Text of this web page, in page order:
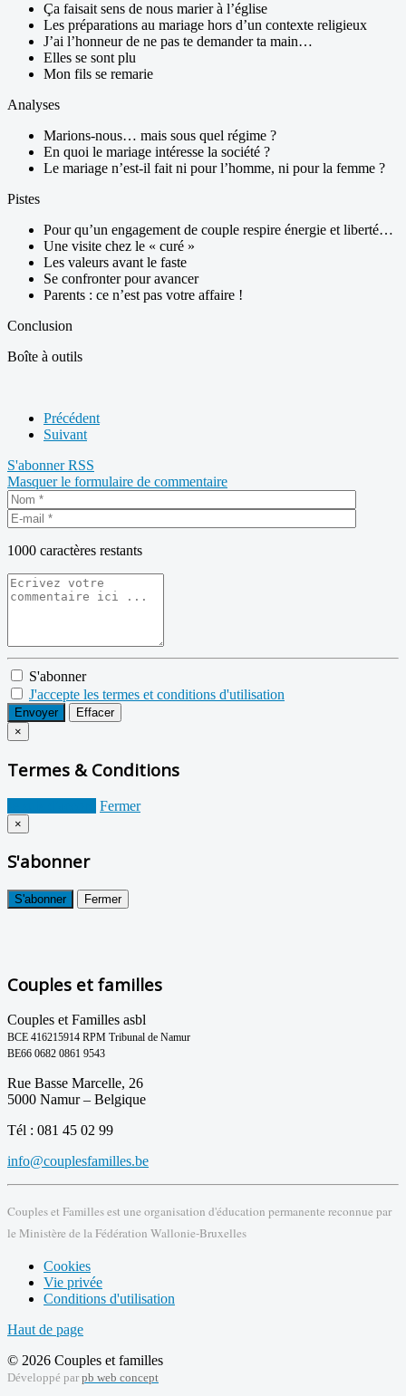
Ça faisait sens de nous marier à l’église
Les préparations au mariage hors d’un contexte religieux
J’ai l’honneur de ne pas te demander ta main…
Elles se sont plu
Mon fils se remarie
Analyses
Marions-nous… mais sous quel régime ?
En quoi le mariage intéresse la société ?
Le mariage n’est-il fait ni pour l’homme, ni pour la femme ?
Pistes
Pour qu’un engagement de couple respire énergie et liberté…
Une visite chez le « curé »
Les valeurs avant le faste
Se confronter pour avancer
Parents : ce n’est pas votre affaire !
Conclusion
Boîte à outils
Précédent
Suivant
S'abonnerRSS
Masquer le formulaire de commentaire
1000 caractères restants
S'abonner
J'accepte les termes et conditions d'utilisation
Envoyer
Effacer
×
Termes & Conditions
Fermer
×
S'abonner
S'abonner Fermer
Couples et familles
Couples et Familles asbl
BCE 416215914 RPM Tribunal de Namur
BE66 0682 0861 9543
Rue Basse Marcelle, 26
5000 Namur – Belgique
Tél : 081 45 02 99
info@couplesfamilles.be
Couples et Familles est une organisation d'éducation permanente reconnue par
le Ministère de la Fédération Wallonie-Bruxelles
Cookies
Vie privée
Conditions d'utilisation
Haut de page
© 2026 Couples et familles
Développé par pb web concept